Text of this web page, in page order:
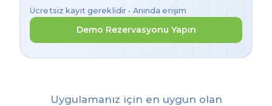
Ücretsiz kayıt gereklidir • Anında erişim
Demo Rezervasyonu Yapın
Uygulamanız için en uygun olan